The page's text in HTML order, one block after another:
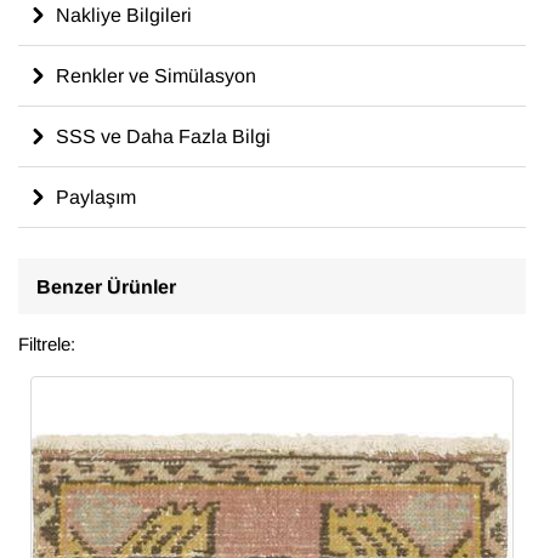
Nakliye Bilgileri
Renkler ve Simülasyon
SSS ve Daha Fazla Bilgi
Paylaşım
Benzer Ürünler
Filtrele: